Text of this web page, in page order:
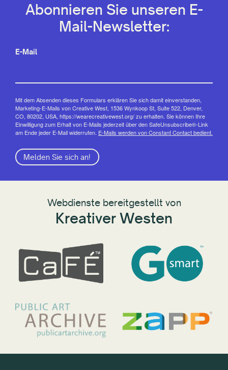
Abonnieren Sie unseren E-
Mail-Newsletter:
E-Mail
Mit dem Absenden dieses Formulars erklären Sie sich damit einverstanden,
Marketing-E-Mails von Creative West, 1536 Wynkoop St, Suite 522, Denver,
CO, 80202, USA, https://wearecreativewest.org/ zu erhalten. Sie können Ihre
Einwilligung zum Erhalt von E-Mails jederzeit über den SafeUnsubscribe®-Link
am Ende jeder E-Mail widerrufen. E-Mails werden von Constant Contact bedient.
Melden Sie sich an!
Webdienste bereitgestellt von
Kreativer Westen